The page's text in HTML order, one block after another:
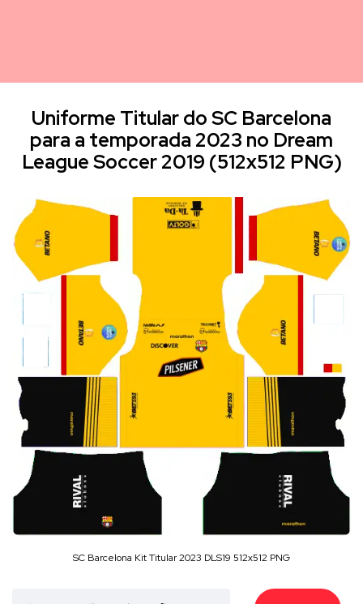
Uniforme Titular do SC Barcelona
para a temporada 2023 no Dream
League Soccer 2019 (512x512 PNG)
SC Barcelona Kit Titular 2023 DLS19 512x512 PNG